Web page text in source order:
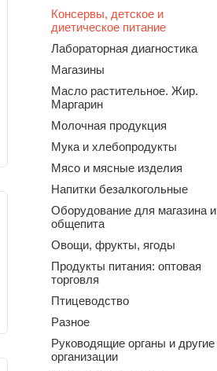
Консервы, детское и
диетическое питание
Лабораторная диагностика
Магазины
Масло растительное. Жир.
Маргарин
Молочная продукция
Мука и хлебопродукты
Мясо и мясные изделия
Напитки безалкогольные
Оборудование для магазина и
общепита
Овощи, фрукты, ягоды
Продукты питания: оптовая
торговля
Птицеводство
Разное
Руководящие органы и другие
организации